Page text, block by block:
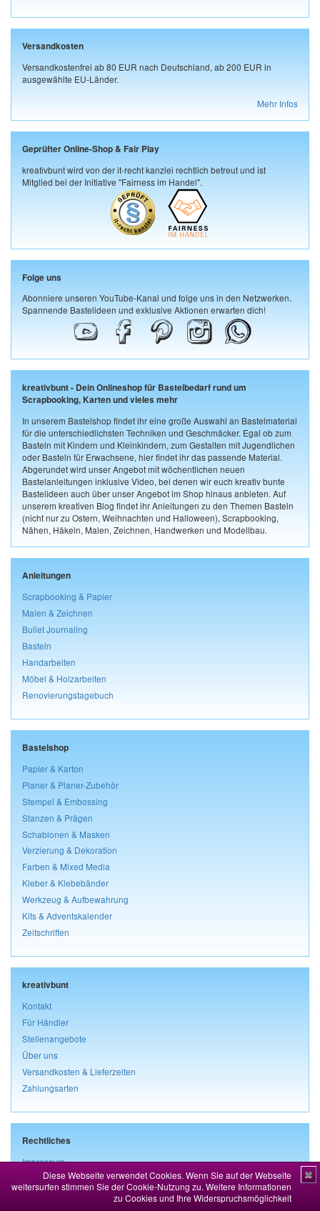
Diese Webseite verwendet Cookies. Wenn Sie auf der Webseite
weitersurfen stimmen Sie der Cookie-Nutzung zu. Weitere Informationen
zu Cookies und Ihre Widerspruchsmöglichkeit
✖
Versandkosten
Versandkostenfrei ab 80 EUR nach Deutschland, ab 200 EUR in
ausgewählte EU-Länder.
Mehr Infos
Geprüfter Online-Shop & Fair Play
kreativbunt wird von der it-recht kanzlei rechtlich betreut und ist
Mitglied bei der Initiative "Fairness im Handel".
Folge uns
Abonniere unseren YouTube-Kanal und folge uns in den Netzwerken.
Spannende Bastelideen und exklusive Aktionen erwarten dich!
kreativbunt - Dein Onlineshop für Bastelbedarf rund um
Scrapbooking, Karten und vieles mehr
In unserem Bastelshop findet ihr eine große Auswahl an Bastelmaterial
für die unterschiedlichsten Techniken und Geschmäcker. Egal ob zum
Basteln mit Kindern und Kleinkindern, zum Gestalten mit Jugendlichen
oder Basteln für Erwachsene, hier findet ihr das passende Material.
Abgerundet wird unser Angebot mit wöchentlichen neuen
Bastelanleitungen inklusive Video, bei denen wir euch kreativ bunte
Bastelideen auch über unser Angebot im Shop hinaus anbieten. Auf
unserem kreativen Blog findet ihr Anleitungen zu den Themen Basteln
(nicht nur zu Ostern, Weihnachten und Halloween), Scrapbooking,
Nähen, Häkeln, Malen, Zeichnen, Handwerken und Modellbau.
Anleitungen
Scrapbooking & Papier
Malen & Zeichnen
Bullet Journaling
Basteln
Handarbeiten
Möbel & Holzarbeiten
Renovierungstagebuch
Bastelshop
Papier & Karton
Planer & Planer-Zubehör
Stempel & Embossing
Stanzen & Prägen
Schablonen & Masken
Verzierung & Dekoration
Farben & Mixed Media
Kleber & Klebebänder
Werkzeug & Aufbewahrung
Kits & Adventskalender
Zeitschriften
kreativbunt
Kontakt
Für Händler
Stellenangebote
Über uns
Versandkosten & Lieferzeiten
Zahlungsarten
Rechtliches
Impressum
AGB & Kundeninformationen
Widerrufsbelehrung & Widerrufsformular